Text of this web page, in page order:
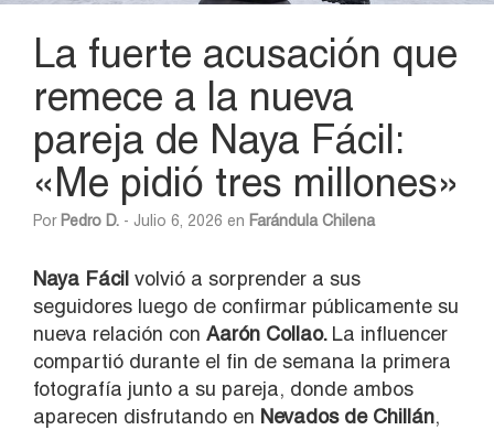
La fuerte acusación que
remece a la nueva
pareja de Naya Fácil:
«Me pidió tres millones»
Por Pedro D. - Julio 6, 2026 en Farándula Chilena
Naya Fácil volvió a sorprender a sus
seguidores luego de confirmar públicamente su
nueva relación con Aarón Collao. La influencer
compartió durante el fin de semana la primera
fotografía junto a su pareja, donde ambos
aparecen disfrutando en Nevados de Chillán,